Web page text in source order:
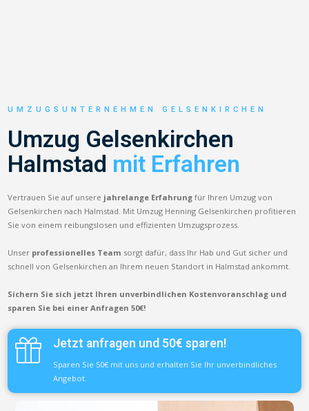
UMZUGSUNTERNEHMEN GELSENKIRCHEN
Umzug Gelsenkirchen
Halmstad mit Erfahren
Vertrauen Sie auf unsere jahrelange Erfahrung für Ihren Umzug von
Gelsenkirchen nach Halmstad. Mit Umzug Henning Gelsenkirchen profitieren
Sie von einem reibungslosen und effizienten Umzugsprozess.
Unser professionelles Team sorgt dafür, dass Ihr Hab und Gut sicher und
schnell von Gelsenkirchen an Ihrem neuen Standort in Halmstad ankommt.
Sichern Sie sich jetzt Ihren unverbindlichen Kostenvoranschlag und
sparen Sie bei einer Anfragen 50€!
Jetzt anfragen und 50€ sparen!
Sparen Sie 50€ mit uns und erhalten Sie Ihr unverbindliches
Angebot.